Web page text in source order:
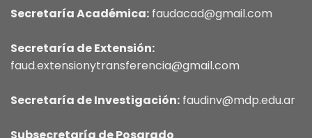
Secretaría Académica: faudacad@gmail.com
Secretaría de Extensión:
faud.extensionytransferencia@gmail.com
Secretaría de Investigación: faudinv@mdp.edu.ar
Subsecretaría de Posgrado